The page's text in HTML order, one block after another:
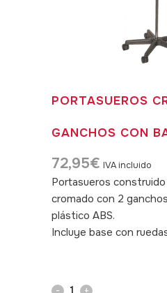
PORTASUEROS
GANCHOS CON
72,95€ IVA incluido
Portasueros
cromado con 2
plástico ABS.
Incluye base con
Portasueros